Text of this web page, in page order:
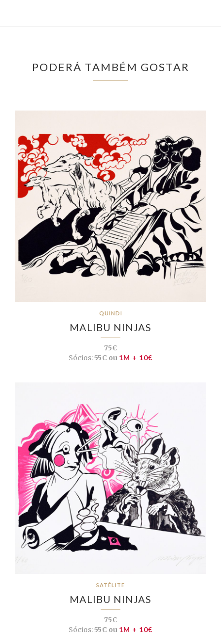
PODERÁ TAMBÉM GOSTAR
QUINDI
MALIBU NINJAS
75€
Sócios:55€ ou 1M + 10€
SATÉLITE
MALIBU NINJAS
75€
Sócios:55€ ou 1M + 10€